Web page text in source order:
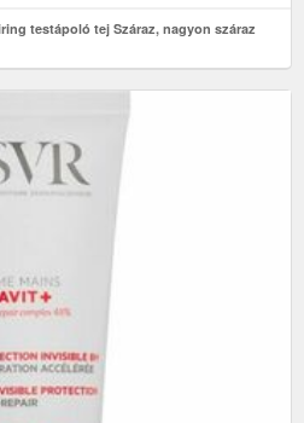
testápoló tej Száraz, nagyon száraz